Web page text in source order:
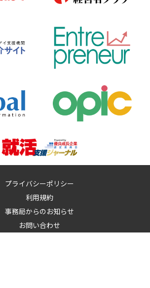
プライバシーポリシー
利用規約
事務局からのお知らせ
お問い合わせ